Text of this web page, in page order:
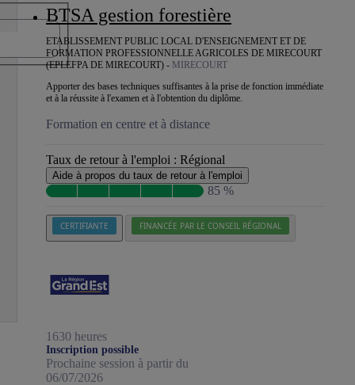
BTSA gestion forestière
ETABLISSEMENT PUBLIC LOCAL D'ENSEIGNEMENT ET DE
FORMATION PROFESSIONNELLE AGRICOLES DE MIRECOURT
(EPLEFPA DE MIRECOURT) - MIRECOURT
Apporter des bases techniques suffisantes à la prise de fonction immédiate
et à la réussite à l'examen et à l'obtention du diplôme.
Formation en centre et à distance
Taux de retour à l'emploi : Régional
Aide à propos du taux de retour à l'emploi
85 %
CERTIFIANTE FINANCÉE PAR LE CONSEIL RÉGIONAL
1630 heures
Inscription possible
Prochaine session à partir du
06/07/2026